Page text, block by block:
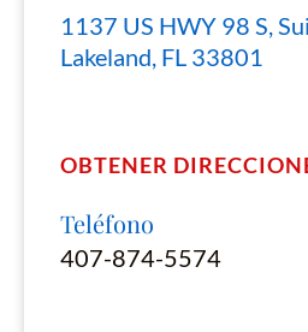
1137 US HWY 98 S,
Lakeland, FL 33801
OBTENER
Teléfono
407-874-5574